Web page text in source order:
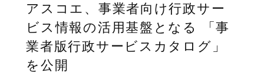
アスコエ、事業者向け行政サー
ビス情報の活用基盤となる 「事
業者版行政サービスカタログ」
を公開